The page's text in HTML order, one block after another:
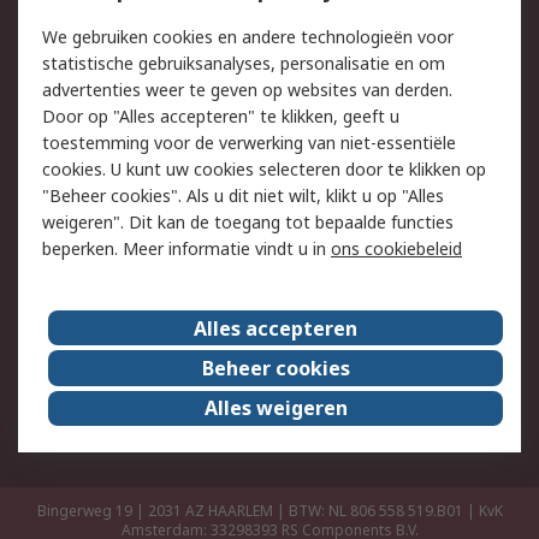
Track & Trace
Wettelijk
Cookiebeleid
Email veiligheid
Privacybeleid
Websitevoorwaarden
Algemene
verkoopvoorwaarden
Over RS
RS Group
Over ons
RS wereldwijd
Werken bij RS
ESG
Bingerweg 19 | 2031 AZ HAARLEM | BTW: NL 806 558 519.B01 | KvK
Amsterdam: 33298393 RS Components B.V.
We gebruiken cookies en andere technologieën voor
statistische gebruiksanalyses, personalisatie en om
advertenties weer te geven op websites van derden.
Door op "Alles accepteren" te klikken, geeft u
toestemming voor de verwerking van niet-essentiële
cookies. U kunt uw cookies selecteren door te klikken op
"Beheer cookies". Als u dit niet wilt, klikt u op "Alles
weigeren". Dit kan de toegang tot bepaalde functies
beperken. Meer informatie vindt u in ons cookiebeleid
Alles accepteren
Beheer cookies
Alles weigeren